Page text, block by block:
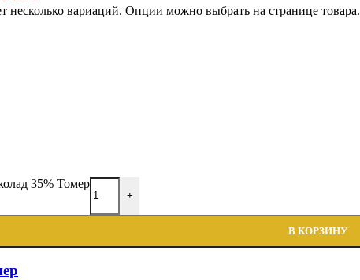
несколько вариаций. Опции можно выбрать на странице товара.
35% Томер
+
В КОРЗИНУ